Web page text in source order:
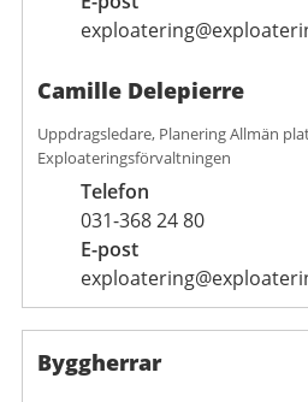
Camille Delepierre
Uppdragsledare, Planering Allmän
Exploateringsförvaltningen
Telefon
031-368 24 80
E-post
Byggherrar